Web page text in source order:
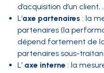
d’acquisition d’un client,
L’axe partenaires : la
partenaires (la
dépend fortement de
partenaires sous-
L’ axe interne : la